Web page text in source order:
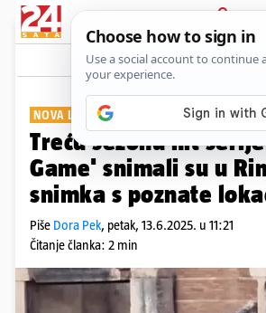
PRIJAVA
Show
NOVA LOKACIJA 'SMRTONOSNIH IGARA'?
Treću sezonu hit
Game' snimali su u
snimka s poznate
Piše Dora Pek, petak, 13.6.2025. u 11:21
Čitanje članka: 2 min